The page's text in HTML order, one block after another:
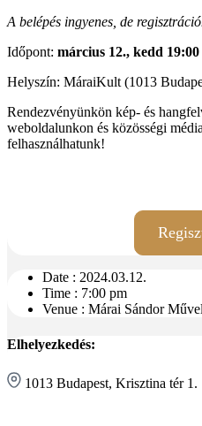
A belépés ingyenes, de
Időpont: március 12., kedd 19:00
Helyszín: MáraiKult (1013
Rendezvényünkön kép- és
weboldalunkon és közösségi
felhasználhatunk!
Date : 2024.03.12.
Time : 7:00 pm
Venue : Márai Sándor
Elhelyezkedés:
1013 Budapest, Krisztina tér 1.